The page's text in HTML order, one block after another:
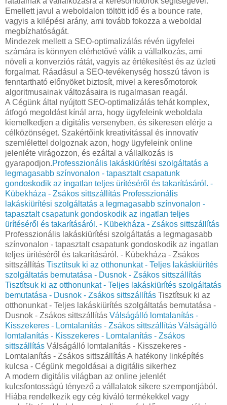
Emellett javul a weboldalon töltött idő és a bounce rate,
vagyis a kilépési arány, ami tovább fokozza a weboldal
megbízhatóságát.
Mindezek mellett a SEO-optimalizálás révén ügyfelei
számára is könnyen elérhetővé válik a vállalkozás, ami
növeli a konverziós rátát, vagyis az értékesítést és az üzleti
forgalmat. Ráadásul a SEO-tevékenység hosszú távon is
fenntartható előnyöket biztosít, mivel a keresőmotorok
algoritmusainak változásaira is rugalmasan reagál.
A Cégünk által nyújtott SEO-optimalizálás tehát komplex,
átfogó megoldást kínál arra, hogy ügyfeleink weboldala
kiemelkedjen a digitális versenyben, és sikeresen elérje a
célközönséget. Szakértőink kreativitással és innovatív
szemlélettel dolgoznak azon, hogy ügyfeleink online
jelenléte virágozzon, és ezáltal a vállalkozás is
gyarapodjon.Professzionális lakáskiürítési szolgáltatás a
legmagasabb színvonalon - tapasztalt csapatunk
gondoskodik az ingatlan teljes ürítéséről és takarításáról. -
Kübekháza - Zsákos sittszállítás Professzionális
lakáskiürítési szolgáltatás a legmagasabb színvonalon -
tapasztalt csapatunk gondoskodik az ingatlan teljes
ürítéséről és takarításáról. - Kübekháza - Zsákos sittszállítás
Professzionális lakáskiürítési szolgáltatás a legmagasabb
színvonalon - tapasztalt csapatunk gondoskodik az ingatlan
teljes ürítéséről és takarításáról. - Kübekháza - Zsákos
sittszállítás Tisztítsuk ki az otthonunkat - Teljes lakáskiürítés
szolgáltatás bemutatása - Dusnok - Zsákos sittszállítás
Tisztítsuk ki az otthonunkat - Teljes lakáskiürítés szolgáltatás
bemutatása - Dusnok - Zsákos sittszállítás Tisztítsuk ki az
otthonunkat - Teljes lakáskiürítés szolgáltatás bemutatása -
Dusnok - Zsákos sittszállítás Válságálló lomtalanítás -
Kisszekeres - Lomtalanítás - Zsákos sittszállítás Válságálló
lomtalanítás - Kisszekeres - Lomtalanítás - Zsákos
sittszállítás Válságálló lomtalanítás - Kisszekeres -
Lomtalanítás - Zsákos sittszállítás A hatékony linképítés
kulcsa - Cégünk megoldásai a digitális sikerhez
A modern digitális világban az online jelenlét
kulcsfontosságú tényező a vállalatok sikere szempontjából.
Hiába rendelkezik egy cég kiváló termékekkel vagy